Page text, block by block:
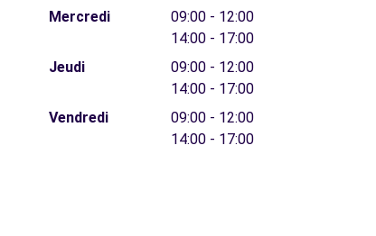
Mercredi
09:00 - 12:00
14:00 - 17:00
Jeudi
09:00 - 12:00
14:00 - 17:00
Vendredi
09:00 - 12:00
14:00 - 17:00